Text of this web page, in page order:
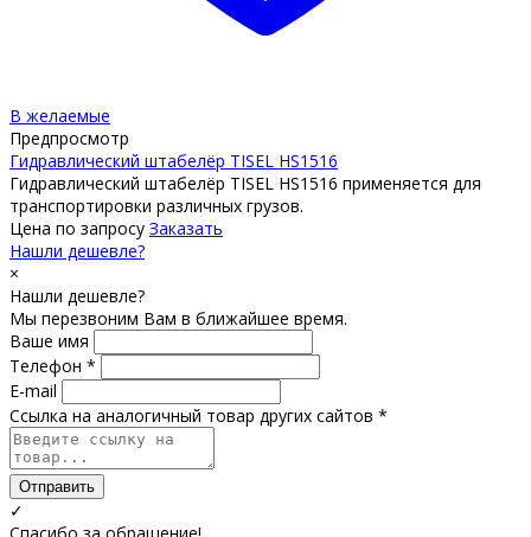
В желаемые
Предпросмотр
Гидравлический штабелёр TISEL HS1516
Гидравлический штабелёр TISEL HS1516 применяется для
транспортировки различных грузов.
Цена по запросу Заказать
Нашли дешевле?
×
Нашли дешевле?
Мы перезвоним Вам в ближайшее время.
Ваше имя
Телефон *
E-mail
Ссылка на аналогичный товар других сайтов *
Отправить
✓
Спасибо за обращение!